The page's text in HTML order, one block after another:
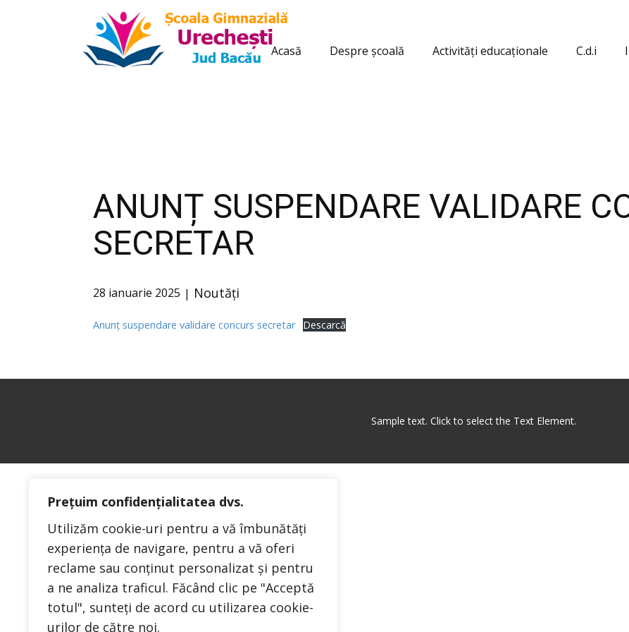
Prețuim confidențialitatea dvs.
Utilizăm cookie-uri pentru a vă îmbunătăți
experiența de navigare, pentru a vă oferi
reclame sau conținut personalizat și pentru
a ne analiza traficul. Făcând clic pe "Acceptă
totul", sunteți de acord cu utilizarea cookie-
urilor de către noi.
Acasă Despre școală Activități educaționale C.d.i
ANUNȚ SUSPENDARE VALIDARE
SECRETAR
28 ianuarie 2025 Noutăți
Anunț suspendare validare concurs secretar Descarcă
Sample text. Click to select the Text Element.